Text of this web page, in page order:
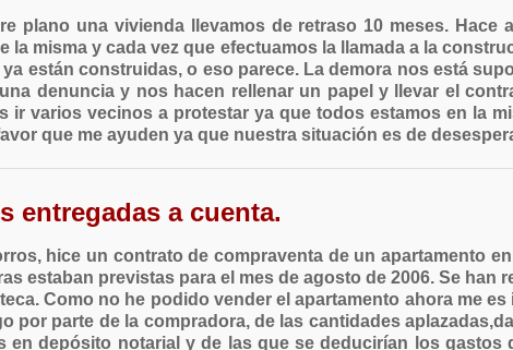
plano una vivienda llevamos de retraso 10 meses. Hace
la misma y cada vez que efectuamos la llamada a la
están construidas, o eso parece. La demora nos está
denuncia y nos hacen rellenar un papel y llevar el
ir varios vecinos a protestar ya que todos estamos en la
que me ayuden ya que nuestra situación es de
entregadas a cuenta.
hice un contrato de compraventa de un apartamento
estaban previstas para el mes de agosto de 2006. Se han
Como no he podido vender el apartamento ahora me
por parte de la compradora, de las cantidades
en depósito notarial y de las que se deducirían los